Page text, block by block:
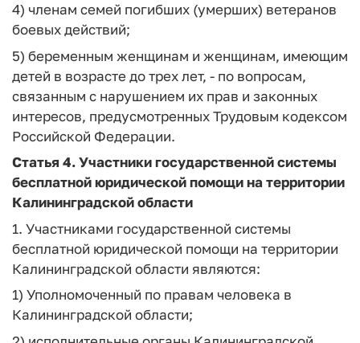
4) членам семей погибших (умерших) ветеранов
боевых действий;
5) беременным женщинам и женщинам, имеющим
детей в возрасте до трех лет, - по вопросам,
связанным с нарушением их прав и законных
интересов, предусмотренных Трудовым кодексом
Российской Федерации.
Статья 4.Участники государственной системы
бесплатной юридической помощи на территории
Калининградской области
1. Участниками государственной системы
бесплатной юридической помощи на территории
Калининградской области являются:
1) Уполномоченный по правам человека в
Калининградской области;